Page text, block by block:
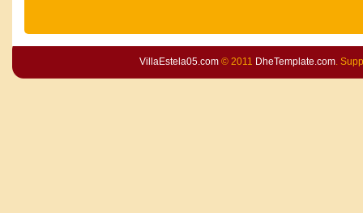
VillaEstela05.com© 2011 DheTemplate.com.